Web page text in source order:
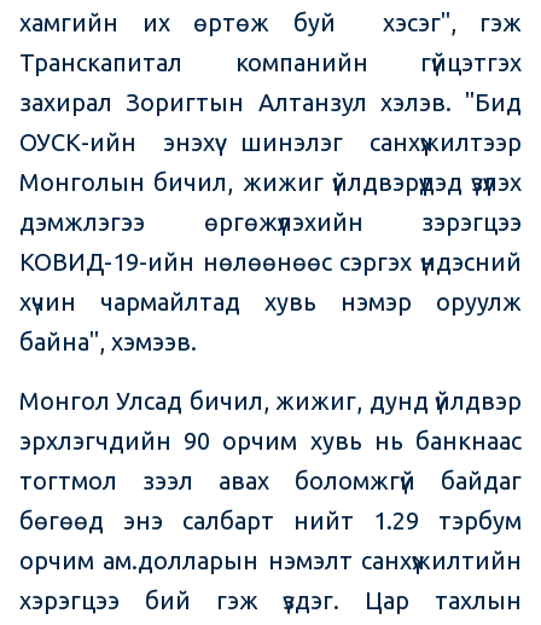
хамгийн их өртөж буй хэсэг", гэж
Транскапитал компанийн гүйцэтгэх
захирал Зоригтын Алтанзул хэлэв. "Бид
ОУСК-ийн энэхүү шинэлэг санхүүжилтээр
Монголын бичил, жижиг үйлдвэрүүдэд үзүүлэх
дэмжлэгээ өргөжүүлэхийн зэрэгцээ
КОВИД-19-ийн нөлөөнөөс сэргэх үндэсний
хүчин чармайлтад хувь нэмэр оруулж
байна", хэмээв.
Монгол Улсад бичил, жижиг, дунд үйлдвэр
эрхлэгчдийн 90 орчим хувь нь банкнаас
тогтмол зээл авах боломжгүй байдаг
бөгөөд энэ салбарт нийт 1.29 тэрбум
орчим ам.долларын нэмэлт санхүүжилтийн
хэрэгцээ бий гэж үздэг. Цар тахлын